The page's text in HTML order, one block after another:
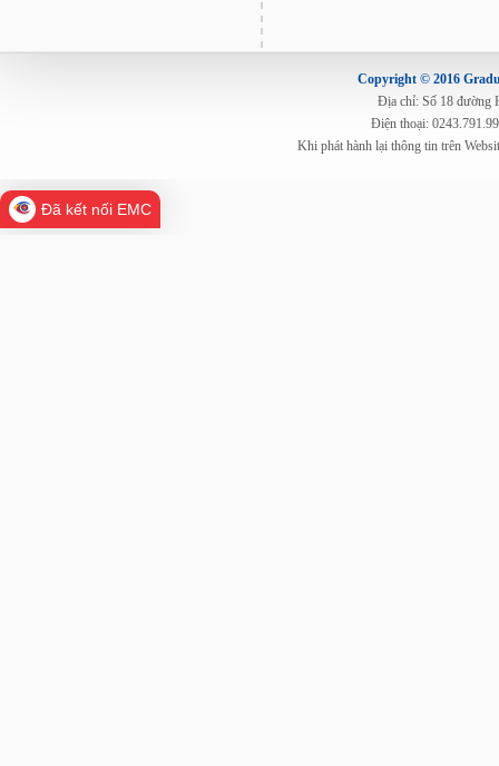
Copyright © 2016
Địa chỉ: Số 18 đường
Điện thoại:
Khi phát hành lại thông tin trên
Đã kết nối EMC